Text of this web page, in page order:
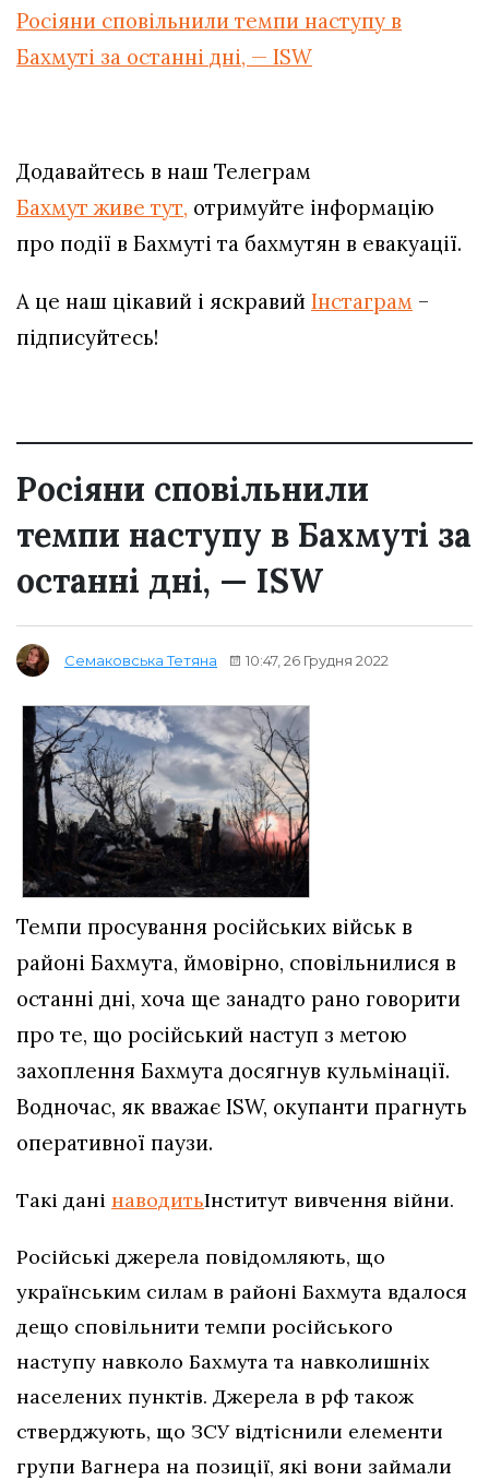
Росіяни сповільнили темпи наступу в
Бахмуті за останні дні, — ISW
Додавайтесь в наш Телеграм
Бахмут живе тут, отримуйте інформацію
про події в Бахмуті та бахмутян в евакуації.
А це наш цікавий і яскравий Інстаграм –
підписуйтесь!
Росіяни сповільнили
темпи наступу в Бахмуті за
останні дні, — ISW
Семаковська Тетяна 10:47, 26 Грудня 2022
Темпи просування російських військ в
районі Бахмута, ймовірно, сповільнилися в
останні дні, хоча ще занадто рано говорити
про те, що російський наступ з метою
захоплення Бахмута досягнув кульмінації.
Водночас, як вважає ISW, окупанти прагнуть
оперативної паузи.
Такі дані наводитьІнститут вивчення війни.
Російські джерела повідомляють, що
українським силам в районі Бахмута вдалося
дещо сповільнити темпи російського
наступу навколо Бахмута та навколишніх
населених пунктів. Джерела в рф також
стверджують, що ЗСУ відтіснили елементи
групи Вагнера на позиції, які вони займали